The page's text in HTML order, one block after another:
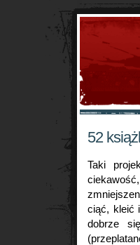
52
Taki
ciąć, kleić
dobrze